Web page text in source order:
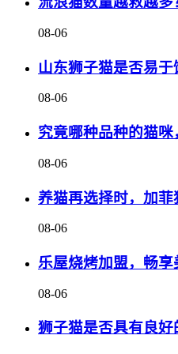
08-06
山东狮子猫是否易
08-06
究竟哪种品种的猫咪
08-06
养猫再选择时，加菲
08-06
乐屋烧烤加盟，畅享
08-06
狮子猫是否具有良好